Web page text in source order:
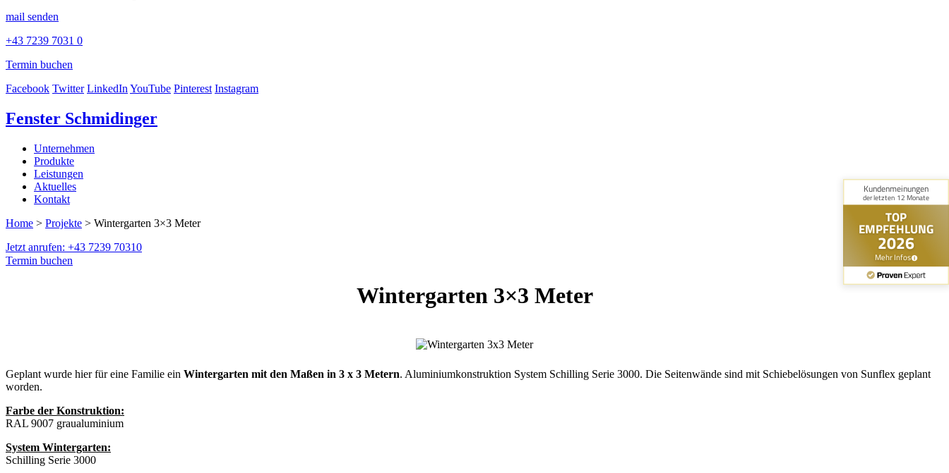
mail senden
+43 7239 7031 0
Termin buchen
Facebook Twitter LinkedInYouTube Pinterest Instagram
Fenster Schmidinger
Unternehmen
Produkte
Leistungen
Aktuelles
Kontakt
Home > Projekte > Wintergarten 3×3 Meter
Jetzt anrufen: +43 7239 70310
Termin buchen
Wintergarten 3×3 Meter
Geplant wurde hier für eine Familie ein Wintergarten mit den Maßen in 3 x 3 Metern. Aluminiumkonstruktion System Schilling Serie 3000. Die Seitenwände sind mit Schiebelösungen von Sunflex geplant
worden.
Farbe der Konstruktion:
RAL 9007 graualuminium
System Wintergarten:
Schilling Serie 3000